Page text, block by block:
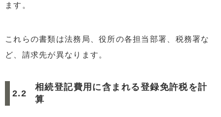
ます。
これらの書類は法務局、役所の各担当部署、税務署な
ど、請求先が異なります。
相続登記費用に含まれる登録免許税を計
算